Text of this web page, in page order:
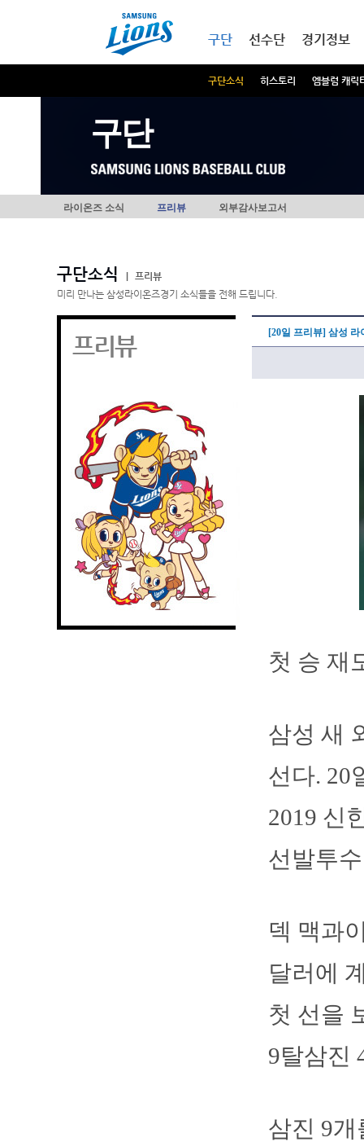
구단
구단소식 히스토리 엠블럼 캐릭
선수단 경기정보
구단
라이온즈 소식 프리뷰 외부감사보고서
구단소식
프리뷰
미리 만나는 삼성라이온즈경기 소식들을 전해 드립니다.
프리뷰 [20일 프리뷰] 삼성
첫 승 재
삼성 새
선다. 20
2019 신
선발투
덱 맥과
달러에
첫 선을
9탈삼진
삼진 9